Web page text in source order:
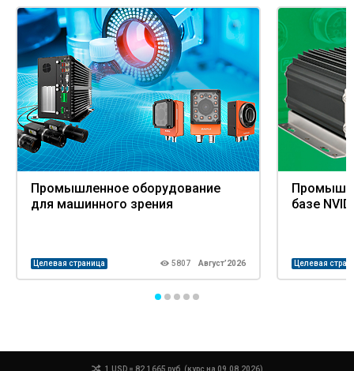
Промышленное оборудование
для машинного зрения
Целевая страница 5807 Август’2026
базе
Целевая
1 USD = 82.1665 руб. (курс на 09.08.2026)